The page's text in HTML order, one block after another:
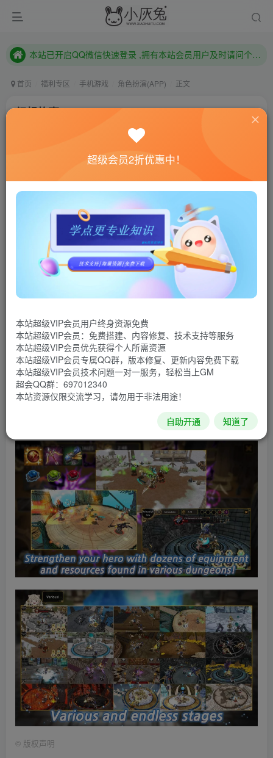
本站已开启QQ微信快速登录 ,拥有本站会员用户及时请问个人中心绑定！
本站已开启QQ微信快速登录 ,拥有本站会员用户及时请问个人中心绑定！
首页 福利专区 手机游戏 角色扮演(APP) 正文
幻想故事v1.108
联网教程： 内附教程
单机教程： 内附教程
不懂的话联系客服！！！
已修改使用足够的货币不减，进不去的需要加速器！
游戏截图
© 版权声明
超级会员2折优惠中！
本站超级VIP会员用户终身资源免费
本站超级VIP会员：免费搭建、内容修复、技术支持等服务
本站超级VIP会员优先获得个人所需资源
本站超级VIP会员专属QQ群，版本修复、更新内容免费下载
本站超级VIP会员技术问题一对一服务，轻松当上GM
超会QQ群：697012340
本站资源仅限交流学习，请勿用于非法用途！
自助开通 知道了